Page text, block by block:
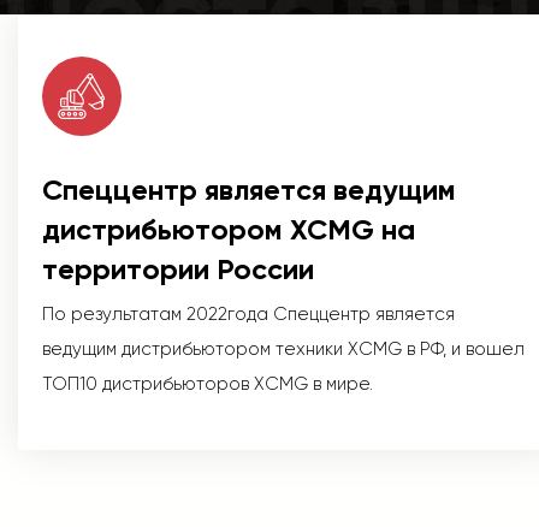
Спеццентр является ведущим
дистрибьютором XCMG на
территории России
По результатам 2022года Спеццентр является
ведущим дистрибьютором техники XCMG в РФ, и вошел
ТОП10 дистрибьюторов XCMG в мире.